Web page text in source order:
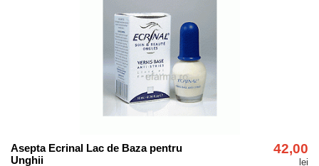
Asepta Ecrinal Lac de Baza pentru
Unghii
42,00
lei